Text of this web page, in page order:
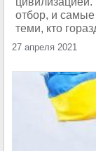
отбор, и самые
теми, кто
27 апреля 2021